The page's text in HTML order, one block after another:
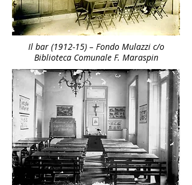
Il bar (1912-15) – Fondo Mulazzi c/o
Biblioteca Comunale F. Maraspin